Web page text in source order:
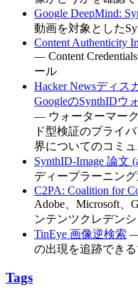
Google DeepMind:
動画を対象とした
Content Authenticity
— Content
ール
Hacker Newsディス
GoogleのSynthIDウ
— ウォーターマー
ド型検証のプライ
界についてのコミ
SynthID-Image 論文
ディープラーニン
C2PA: Coalition for
Adobe、Microsoft、
ンテンツクレデン
TinEye 画像逆検索 —
の出現を追跡でき
Tags